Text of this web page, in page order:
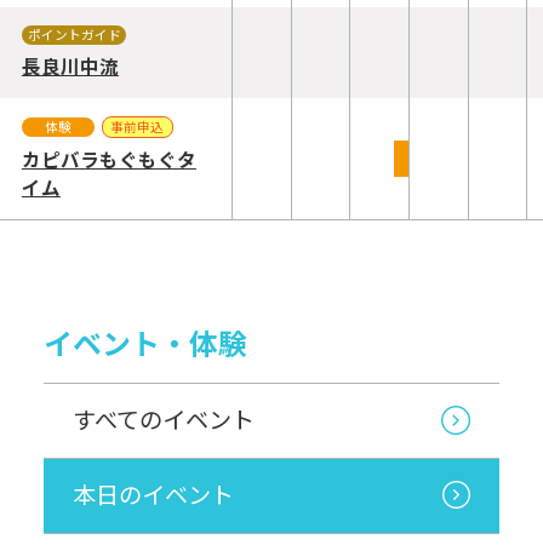
ポイントガイド
長良川中流
体験 事前申込
カピバラもぐもぐタ
イム
イベント・体験
すべてのイベント
本日のイベント